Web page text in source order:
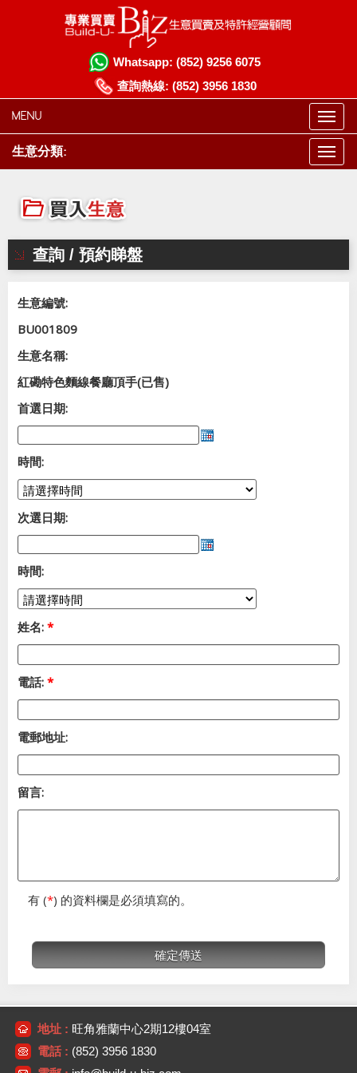
Whatsapp: (852) 9256 6075
查詢熱線: (852) 3956 1830
MENU
生意分類:
查詢 / 預約睇盤
生意編號:
BU001809
生意名稱:
紅磡特色麵線餐廳頂手(已售)
首選日期:
時間:
次選日期:
時間:
姓名: *
電話: *
電郵地址:
留言:
有 (*) 的資料欄是必須填寫的。
地址 : 旺角雅蘭中心2期12樓04室
電話 : (852) 3956 1830